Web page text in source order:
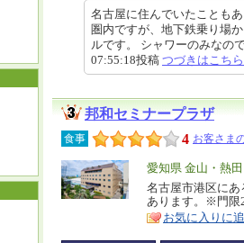
名古屋に住んでいたことも
圏内ですが、地下鉄乗り場
ルです。 シャワーのみな
07:55:18投稿 つづきはこちら
邦和セミナープラザ
食事 4 お客さま
エ
リ
ア
愛知県 金山・熱
特
徴
名古屋市港区に
あります。※門限
お気に入りに